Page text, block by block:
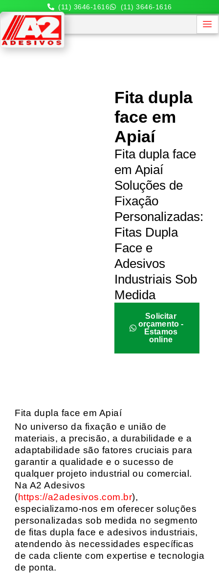
(11) 3646-1616 (11) 3646-1616
Fita dupla
face em
Apiaí
Fita dupla face
em Apiaí
Soluções de
Fixação
Personalizadas:
Fitas Dupla
Face e
Adesivos
Industriais Sob
Medida
Solicitar
orçamento -
Estamos
online
Fita dupla face em Apiaí
No universo da fixação e união de
materiais, a precisão, a durabilidade e a
adaptabilidade são fatores cruciais para
garantir a qualidade e o sucesso de
qualquer projeto industrial ou comercial.
Na A2 Adesivos
(https://a2adesivos.com.br),
especializamo-nos em oferecer soluções
personalizadas sob medida no segmento
de fitas dupla face e adesivos industriais,
atendendo às necessidades específicas
de cada cliente com expertise e tecnologia
de ponta.